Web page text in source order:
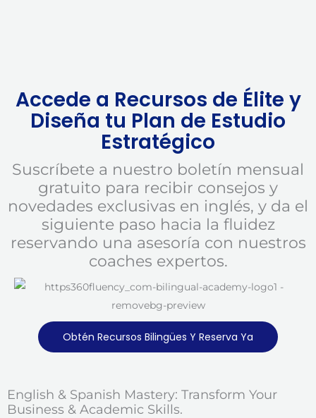
Accede a Recursos de Élite y
Diseña tu Plan de Estudio
Estratégico
Suscríbete a nuestro boletín mensual
gratuito para recibir consejos y
novedades exclusivas en inglés, y da el
siguiente paso hacia la fluidez
reservando una asesoría con nuestros
coaches expertos.
Obtén Recursos Bilingües Y Reserva Ya
English & Spanish Mastery: Transform Your
Business & Academic Skills.